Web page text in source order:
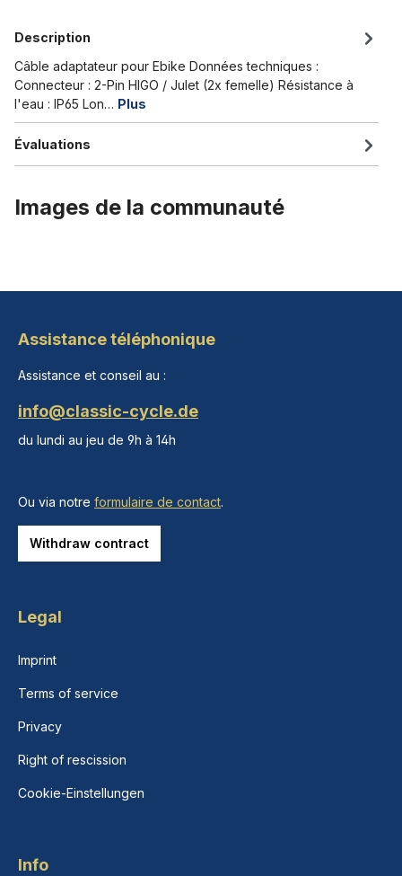
Description
Câble adaptateur pour Ebike Données techniques :
Connecteur : 2-Pin HIGO / Julet (2x femelle) Résistance à
l'eau : IP65 Lon… Plus
Évaluations
Images de la communauté
Assistance téléphonique
Assistance et conseil au :
info@classic-cycle.de
du lundi au jeu de 9h à 14h
Ou via notre formulaire de contact.
Withdraw contract
Legal
Imprint
Terms of service
Privacy
Right of rescission
Cookie-Einstellungen
Info